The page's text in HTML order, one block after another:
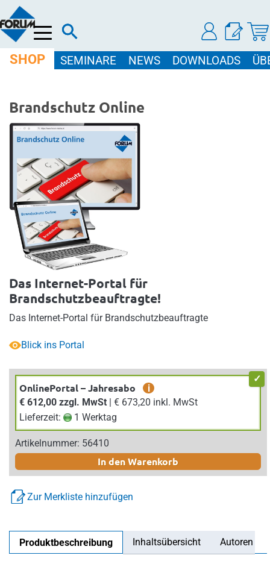
Menü
SHOP SEMINARE NEWS DOWNLOADS
Brandschutz Online
Das Internet-Portal für
Brandschutzbeauftragte!
Das Internet-Portal für Brandschutzbeauftragte
Blick ins Portal
OnlinePortal – Jahresabo
i
€ 612,00 zzgl. MwSt
| € 673,20 inkl. MwSt
Lieferzeit:
1 Werktag
Artikelnummer: 56410
In den Warenkorb
Zur Merkliste hinzufügen
Produktbeschreibung Inhaltsübersicht Autoren